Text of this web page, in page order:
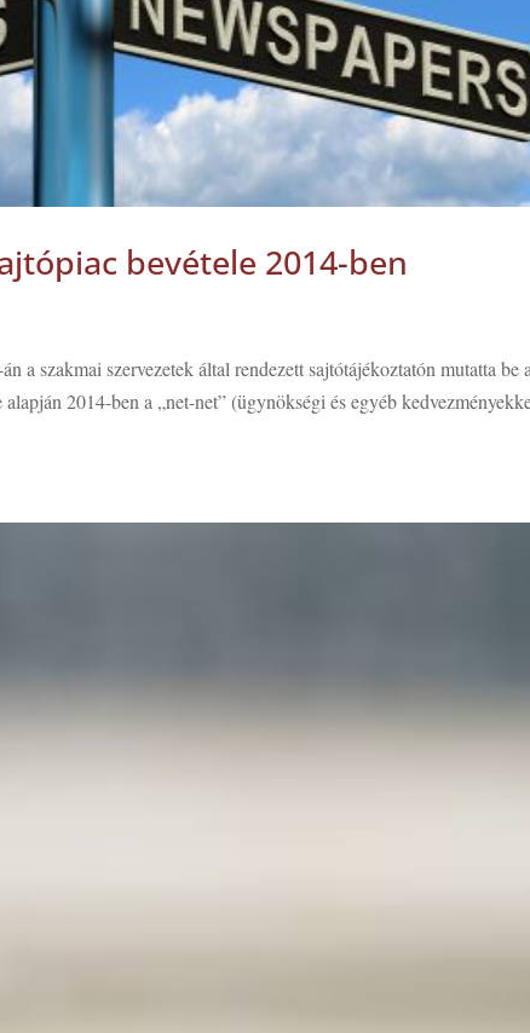
bevétele 2014-ben
szakmai szervezetek által rendezett sajtótájékoztatón mutatta be
2014-ben a „net-net” (ügynökségi és egyéb